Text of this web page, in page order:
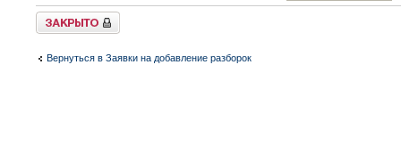
Закрыто
Вернуться в Заявки на добавление разборок